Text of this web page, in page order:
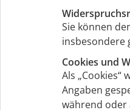
Sie können
insbesondere
Cookies und
Als
Angaben
während oder